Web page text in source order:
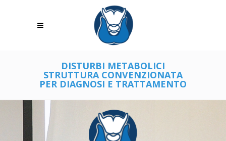
DISTURBI METABOLICI
STRUTTURA CONVENZIONATA
PER DIAGNOSI E TRATTAMENTO